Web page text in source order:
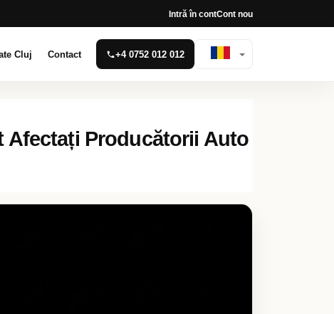
Intră în contCont nou
Cluj Contact +4 0752 012 012
Afectați Producătorii Auto